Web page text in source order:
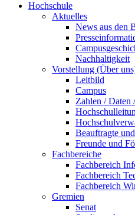
Hochschule
Aktuelles
News aus den
Nachhaltigkeit
Vorstellung (Über
Leitbild
Campus
Zahlen / Daten
Beauftragte
Freunde und
Fachbereiche
Fachbereich
Fachbereich
Fachbereich
Gremien
Senat